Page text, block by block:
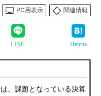
PC用表示
関連情報
LINE Hatena
、課題となっている決算